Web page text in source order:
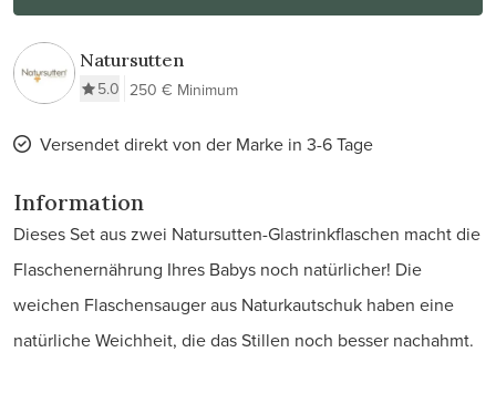
Natursutten
5.0 250 € Minimum
Versendet direkt von der Marke in 3-6 Tage
Information
Dieses Set aus zwei Natursutten-Glastrinkflaschen macht die
Flaschenernährung Ihres Babys noch natürlicher! Die
weichen Flaschensauger aus Naturkautschuk haben eine
natürliche Weichheit, die das Stillen noch besser nachahmt.